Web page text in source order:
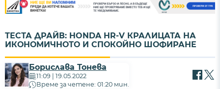
ТЕСТА ДРАЙВ: HONDA HR-V КРАЛИЦАТА НА
ИКОНОМИЧНОТО И СПОКОЙНО ШОФИРАНЕ
Борислава Тонева
11:09 | 19.05.2022
Време за четене: 01:20 мин.